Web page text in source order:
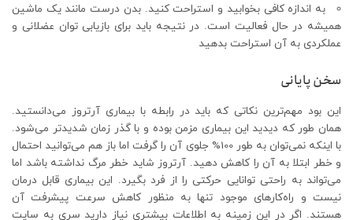
به اندازه کافی بخوابید و استراحت کنید. بدن درست مانند یک ماشین
همیشه در حال فعالیت است. در نتیجه باید برای بازیابی توان عضلانی و
عملکردی به آن استراحت بدهید
سخن پایانی
این بود مهم‌ترین نکاتی که باید در رابطه با بیماری آرتروز می‌دانستید.
همان طور که دیدید این بیماری مزمن بوده و با گذر زمان شدیدتر می‌شود.
با اینکه نمی‌توان به طور 100% جلوی آن را گرفت اما باز هم می‌توانید احتمال
و خطر ابتلا به آن را کاهش دهید. آرتروز شاید خطر مرگ نداشته باشد اما
می‌تواند به راحتی توانایی حرکتی را از فرد بگیرد. این بیماری قابل درمان
نیست و راه‌کارهای موجود تنها به منظور کاهش سرعت پیشرفت آن
هستند. اگر در این زمینه به اطلاعات بیشتری نیاز دارید سری به سایت